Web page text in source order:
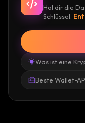
Hol dir die
Schlüssel.
Was ist eine
Beste Wallet-